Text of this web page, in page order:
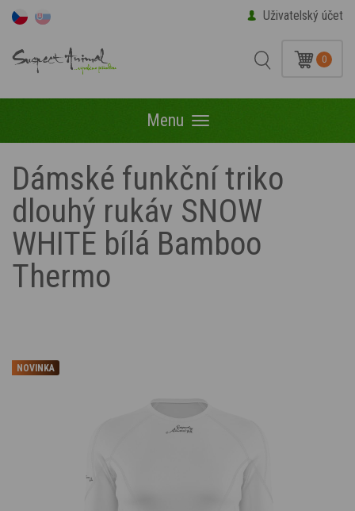
Uživatelský účet
0
Menu Menu
Dámské funkční triko
dlouhý rukáv SNOW
WHITE bílá Bamboo
Thermo
NOVINKA